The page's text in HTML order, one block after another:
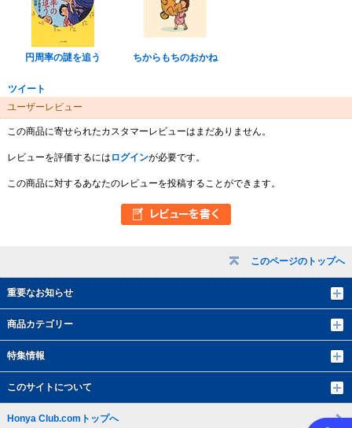
このページのトップへ
重要なお知らせ
商品カテゴリー
特集情報
このサイトについて
円周率の謎を追う ちからもちのおかね
ツイート
ユーザーレビュー
この商品に寄せられたカスタマーレビューはまだありません。
レビューを評価するには ログインが必要です。
この商品に対するあなたのレビューを投稿することができます。
Honya Club.comトップへ